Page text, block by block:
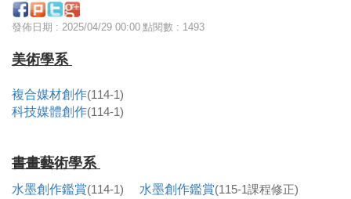
發佈日期 : 2025/04/29 00:00 點閱數 : 1493
美術學系
複合媒材創作(114-1)
科技媒體創作(114-1)
書畫藝術學系
水墨創作鑑賞(114-1) 水墨創作鑑賞(115-1課程修正)